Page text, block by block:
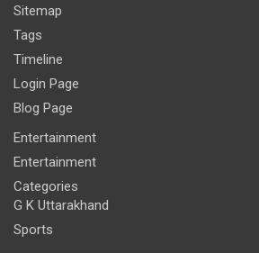
Sitemap
Tags
Timeline
Login Page
Blog Page
Entertainment
Entertainment
Categories
G K Uttarakhand
Sports